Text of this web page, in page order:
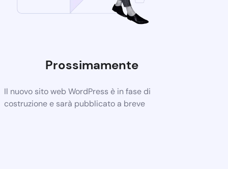
Prossimamente
Il nuovo sito web WordPress è in fase di
costruzione e sarà pubblicato a breve